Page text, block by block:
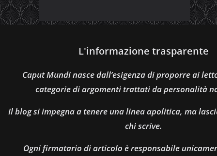
L'informazione trasparente
Caput Mundi nasce dall’esigenza di proporre ai
categorie di argomenti trattati da personalità
Il blog si impegna a tenere una linea apolitica, ma
chi scrive.
Ogni firmatario di articolo è responsabile